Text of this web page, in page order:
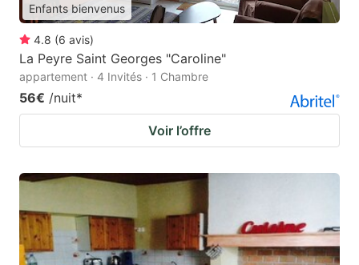
Enfants bienvenus
4.8 (6 avis)
La Peyre Saint Georges "Caroline"
appartement · 4 Invités · 1 Chambre
56€ /nuit*
Voir l’offre